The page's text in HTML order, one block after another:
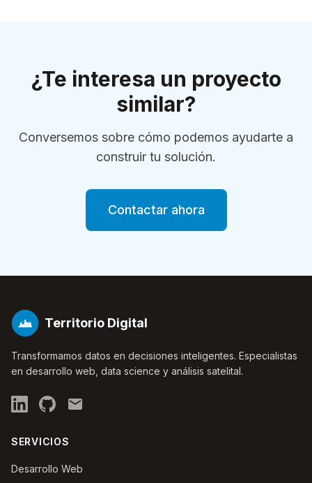
¿Te interesa un proyecto
similar?
Conversemos sobre cómo podemos ayudarte a
construir tu solución.
Contactar ahora
Territorio Digital
Transformamos datos en decisiones inteligentes. Especialistas
en desarrollo web, data science y análisis satelital.
SERVICIOS
Desarrollo Web